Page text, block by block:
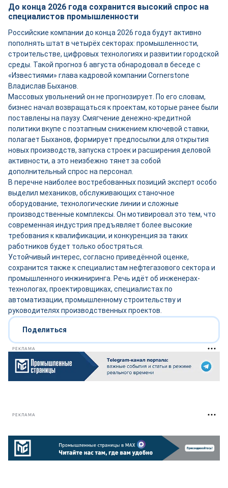
До конца 2026 года сохранится высокий спрос на
специалистов промышленности
Российские компании до конца 2026 года будут активно
пополнять штат в четырёх секторах: промышленности,
строительстве, цифровых технологиях и развитии городской
среды. Такой прогноз 6 августа обнародовал в беседе с
«Известиями» глава кадровой компании Cornerstone
Владислав Быханов.
Массовых увольнений он не прогнозирует. По его словам,
бизнес начал возвращаться к проектам, которые ранее были
поставлены на паузу. Смягчение денежно-кредитной
политики вкупе с поэтапным снижением ключевой ставки,
полагает Быханов, формирует предпосылки для открытия
новых производств, запуска строек и расширения деловой
активности, а это неизбежно тянет за собой
дополнительный спрос на персонал.
В перечне наиболее востребованных позиций эксперт особо
выделил механиков, обслуживающих станочное
оборудование, технологические линии и сложные
производственные комплексы. Он мотивировал это тем, что
современная индустрия предъявляет более высокие
требования к квалификации, и конкуренция за таких
работников будет только обостряться.
Устойчивый интерес, согласно приведённой оценке,
сохранится также к специалистам нефтегазового сектора и
промышленного инжиниринга. Речь идёт об инженерах-
технологах, проектировщиках, специалистах по
автоматизации, промышленному строительству и
руководителях производственных проектов.
Поделиться
РЕКЛАМА
РЕКЛАМА